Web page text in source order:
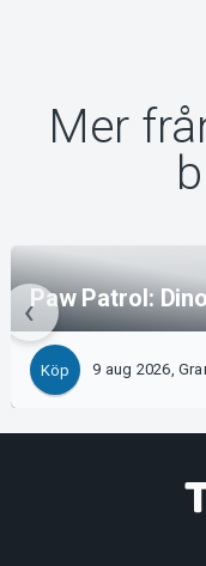
Mer
Paw Patrol:
Köp 9 aug 2026,